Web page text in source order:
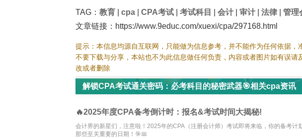
TAG： 教育 cpa CPA考试 考试科目 会计 审计 法律
管理
文章链接：https://www.9educ.com/xuexi/cpa/297168.html
提示：本信息均源自互联网，只能做为信息参考，并不能作为任何依据
不要下载与分享，本站也不为此信息做任何负责，内容或者图片如有误
改或者删除
解锁CPA考试通关密码：必考科目的秘密武器🎯相关cpa资讯
🔥2025年度CPA备考倒计时：报名&考试时间大揭秘!
会计界的新星们，注意啦！2025年的CPA（注册会计师）考试即将来临，你的备考计
那些至关重要的日期！🎯📅